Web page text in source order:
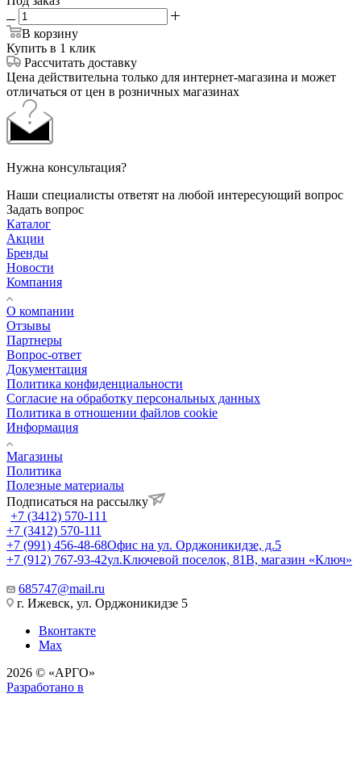
В корзину
Купить в 1 клик
Рассчитать доставку
Цена действительна только для интернет-магазина и может
отличаться от цен в розничных магазинах
Нужна консультация?
Наши специалисты ответят на любой интересующий вопрос
Задать вопрос
Каталог
Акции
Бренды
Новости
Компания
О компании
Отзывы
Партнеры
Вопрос-ответ
Документация
Политика конфиденциальности
Согласие на обработку персональных данных
Политика в отношении файлов cookie
Информация
Магазины
Политика
Полезные материалы
Подписаться на рассылку
+7 (3412) 570-111
+7 (3412) 570-111
+7 (991) 456-48-68Офис на ул. Орджоникидзе, д.5
+7 (912) 767-93-42ул.Ключевой поселок, 81В, магазин «Ключ»
685747@mail.ru
г. Ижевск, ул. Орджоникидзе 5
Вконтакте
Max
2026 © «АРГО»
Разработано в